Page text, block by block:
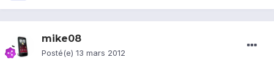
mike08
Posté(e) 13 mars 2012